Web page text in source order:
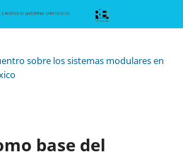
sobre los sistemas modulares en
base del